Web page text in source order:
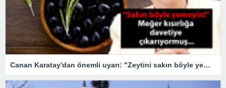
Canan Karatay'dan önemli uyarı: "Zeytini sakın böyle yemeyin!" Meğer kısırlığa davetiye çıkarıyormuş…